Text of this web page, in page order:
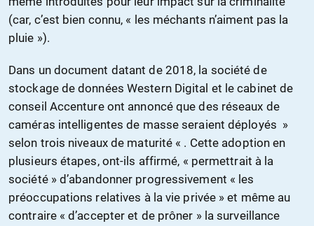
(car, c’est bien connu, « les méchants n’aiment pas la
pluie »).
Dans un document datant de 2018, la société de
stockage de données Western Digital et le cabinet de
conseil Accenture ont annoncé que des réseaux de
caméras intelligentes de masse seraient déployés »
selon trois niveaux de maturité « . Cette adoption en
plusieurs étapes, ont-ils affirmé, « permettrait à la
société » d’abandonner progressivement « les
préoccupations relatives à la vie privée » et même au
contraire « d’accepter et de prôner » la surveillance